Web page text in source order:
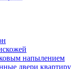
напылением
двери квартиру